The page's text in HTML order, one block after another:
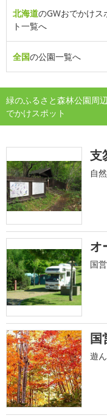
北海道のGWおでかけス
ト一覧へ
全国の公園一覧へ
緑のふるさと森林公園周
でかけスポット
支
自
オ
国
国
遊